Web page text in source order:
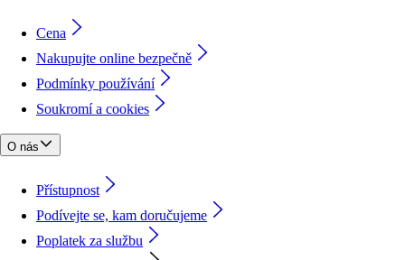
Cena
Nakupujte online bezpečně
Podmínky používání
Soukromí a cookies
O nás
Přístupnost
Podívejte se, kam doručujeme
Poplatek za službu